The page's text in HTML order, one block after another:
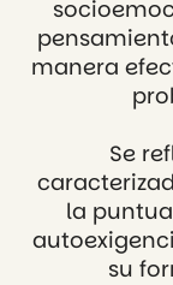
manera
Se
la
su